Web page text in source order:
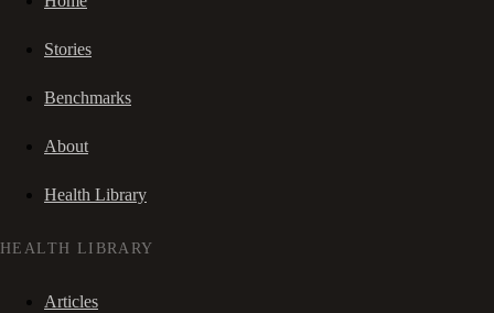
Stories
Benchmarks
About
Health Library
HEALTH LIBRARY
Articles